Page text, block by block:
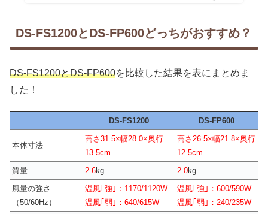
DS-FS1200とDS-FP600どっちがおすすめ？
DS-FS1200とDS-FP600を比較した結果を表にまとめま
した！
DS-FS1200 DS-FP600
本体寸法
高さ31.5×幅28.0×奥行
13.5cm
高さ26.5×幅21.8×奥行
12.5cm
質量
2.6kg 2.0kg
風量の強さ
（50/60Hz）
温風｢強｣：1170/1120W
温風｢弱｣：640/615W
温風｢強｣：600/590W
温風｢弱｣：240/235W